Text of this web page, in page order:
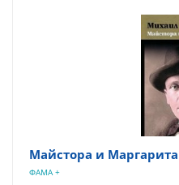
Майстора и Маргарита
ФАМА +